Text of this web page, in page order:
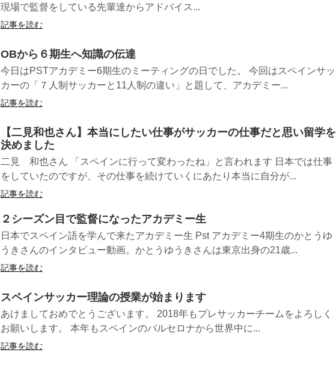
現場で監督をしている先輩達からアドバイス...
記事を読む
OBから６期生へ知識の伝達
今日はPSTアカデミー6期生のミーティングの日でした。 今回はスペインサッ
カーの「７人制サッカーと11人制の違い」と題して、アカデミー...
記事を読む
【二見和也さん】本当にしたい仕事がサッカーの仕事だと思い留学を
決めました
二見 和也さん 「スペインに行って変わったね」と言われます 日本では仕事
をしていたのですが、その仕事を続けていくにあたり本当に自分が...
記事を読む
２シーズン目で監督になったアカデミー生
日本でスペイン語を学んで来たアカデミー生 Pst アカデミー4期生のかとうゆ
うきさんのインタビュー動画。かとうゆうきさんは東京出身の21歳...
記事を読む
スペインサッカー理論の授業が始まります
あけましておめでとうございます。 2018年もプレサッカーチームをよろしく
お願いします。 本年もスペインのバルセロナから世界中に...
記事を読む